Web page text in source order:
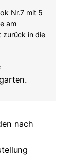
Nr.7 mit 5
am
zurück in die